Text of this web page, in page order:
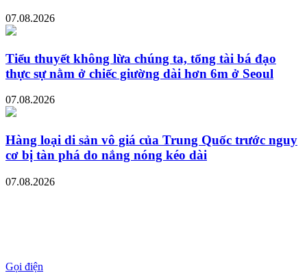
07.08.2026
Tiểu thuyết không lừa chúng ta, tổng tài bá đạo
thực sự nằm ở chiếc giường dài hơn 6m ở Seoul
07.08.2026
Hàng loại di sản vô giá của Trung Quốc trước nguy
cơ bị tàn phá do nắng nóng kéo dài
07.08.2026
Gọi điện